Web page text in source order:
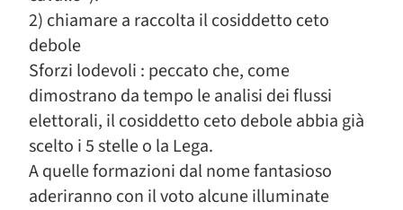
2) chiamare a raccolta il cosiddetto ceto
debole
Sforzi lodevoli : peccato che, come
dimostrano da tempo le analisi dei flussi
elettorali, il cosiddetto ceto debole abbia già
scelto i 5 stelle o la Lega.
A quelle formazioni dal nome fantasioso
aderiranno con il voto alcune illuminate